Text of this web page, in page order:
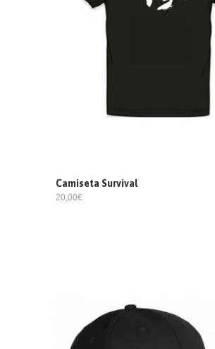
Camiseta Survival
20,00€